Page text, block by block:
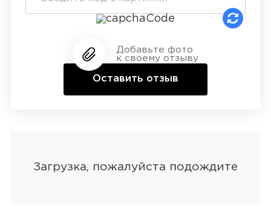
Добавьте фото
к своему отзыву
Оставить отзыв